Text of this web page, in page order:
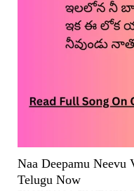
Naa Deepamu
Telugu Now